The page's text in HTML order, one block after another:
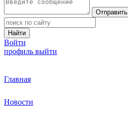
Отправить
Найти
Войти
профиль выйти
Главная
Новости